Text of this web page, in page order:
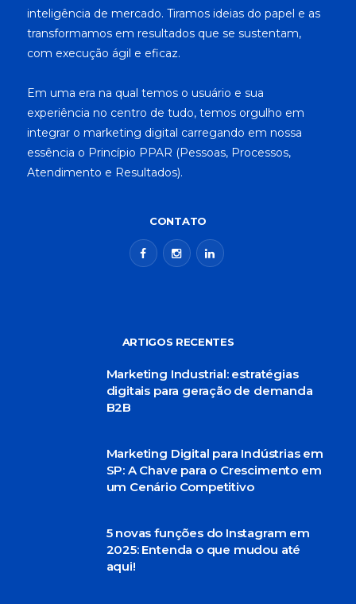
inteligência de mercado. Tiramos ideias do papel e as
transformamos em resultados que se sustentam,
com execução ágil e eficaz.
Em uma era na qual temos o usuário e sua
experiência no centro de tudo, temos orgulho em
integrar o marketing digital carregando em nossa
essência o Princípio PPAR (Pessoas, Processos,
Atendimento e Resultados).
CONTATO
ARTIGOS RECENTES
Marketing Industrial: estratégias
digitais para geração de demanda
B2B
Marketing Digital para Indústrias em
SP: A Chave para o Crescimento em
um Cenário Competitivo
5 novas funções do Instagram em
2025: Entenda o que mudou até
aqui!